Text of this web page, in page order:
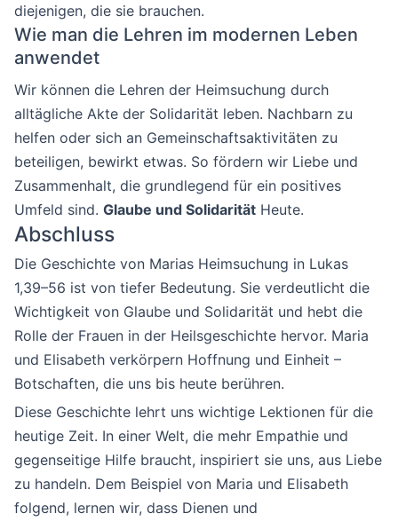
diejenigen, die sie brauchen.
Wie man die Lehren im modernen Leben
anwendet
Wir können die Lehren der Heimsuchung durch
alltägliche Akte der Solidarität leben. Nachbarn zu
helfen oder sich an Gemeinschaftsaktivitäten zu
beteiligen, bewirkt etwas. So fördern wir Liebe und
Zusammenhalt, die grundlegend für ein positives
Umfeld sind. Glaube und Solidarität Heute.
Abschluss
Die Geschichte von Marias Heimsuchung in Lukas
1,39–56 ist von tiefer Bedeutung. Sie verdeutlicht die
Wichtigkeit von Glaube und Solidarität und hebt die
Rolle der Frauen in der Heilsgeschichte hervor. Maria
und Elisabeth verkörpern Hoffnung und Einheit –
Botschaften, die uns bis heute berühren.
Diese Geschichte lehrt uns wichtige Lektionen für die
heutige Zeit. In einer Welt, die mehr Empathie und
gegenseitige Hilfe braucht, inspiriert sie uns, aus Liebe
zu handeln. Dem Beispiel von Maria und Elisabeth
folgend, lernen wir, dass Dienen und